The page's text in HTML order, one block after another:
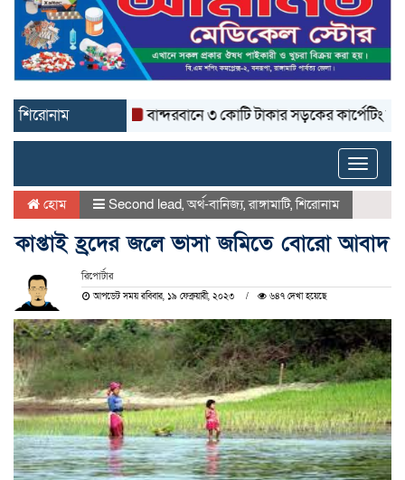
শিরোনাম বান্দরবানে ৩ কোটি টাকার সড়কের কার্পেটিং উঠে যাচ্ছে
Toggle
হোম Second lead,অর্থ-বানিজ্য,রাঙ্গামাটি,শিরোনাম
কাপ্তাই হ্রদের জলে ভাসা জমিতে বোরো আবাদ
রিপোর্টার
আপডেট সময় রবিবার, ১৯ ফেব্রুয়ারী, ২০২৩ ৬৪৭ দেখা হয়েছে